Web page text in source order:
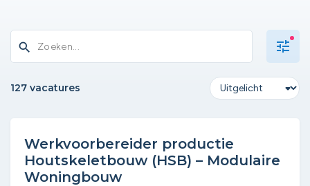
search tune
127 vacatures
Werkvoorbereider productie
Houtskeletbouw (HSB) – Modulaire
Woningbouw